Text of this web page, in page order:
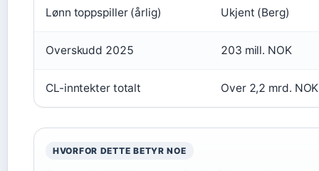
Lønn toppspiller (årlig) Ukjent (Berg)
Overskudd 2025 203 mill. NOK
CL-inntekter totalt Over 2,2 mrd. NOK
HVORFOR DETTE BETYR NOE